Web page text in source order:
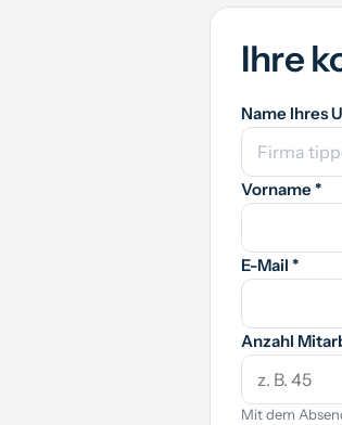
Ihre
Name Ihres
Vorname *
E-Mail *
Anzahl
Mit dem